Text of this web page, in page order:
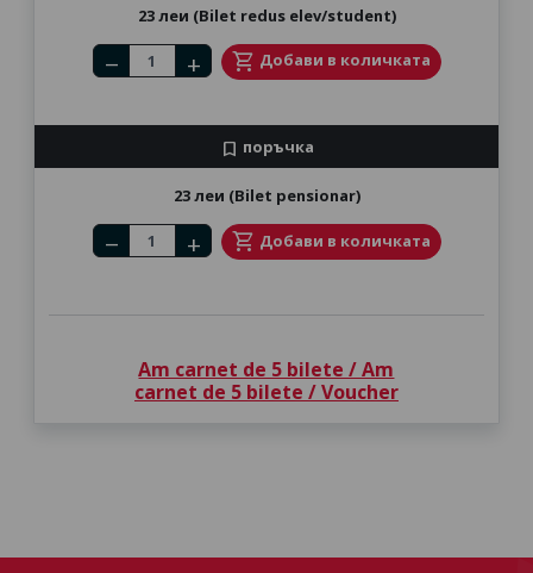
23 леи (Bilet redus elev/student)
Number of tickets
remove add shopping_cart Добави в количката
bookmark поръчка
23 леи (Bilet pensionar)
Number of tickets
remove add shopping_cart Добави в количката
Am carnet de 5 bilete / Am
carnet de 5 bilete / Voucher